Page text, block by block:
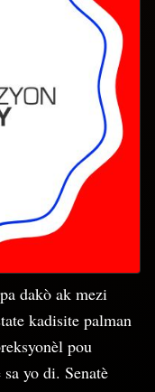
dakò ak mezi
kadisite palman
pou
yo di. Senatè